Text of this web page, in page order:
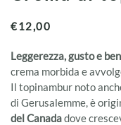
€12,00
Leggerezza, gusto e
crema morbida e
Il topinambur noto
di Gerusalemme, è
del Canadadove